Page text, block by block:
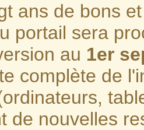
ans de bons
portail sera
au 1er
complète de
de nouvelles